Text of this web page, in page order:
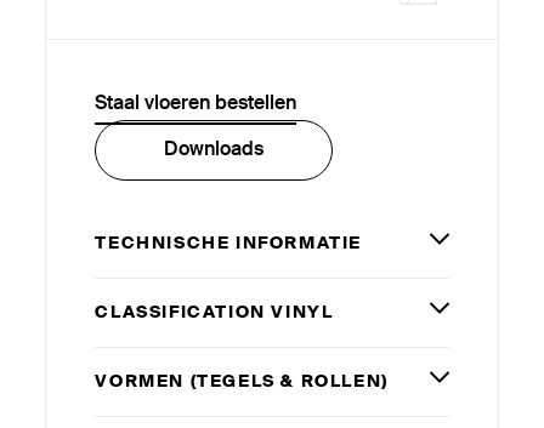
Staal vloeren bestellen
Downloads
TECHNISCHE INFORMATIE
CLAS­SI­FICATION VINYL
VORMEN (TEGELS& ROLLEN)